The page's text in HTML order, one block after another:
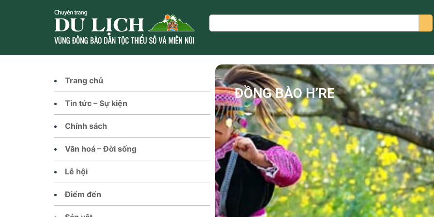
Search
Trang chủ
Tin tức – Sự kiện
Chính sách
Văn hoá – Đời sống
Lễ hội
Điểm đến
ĐỒNG BÀO H’RE